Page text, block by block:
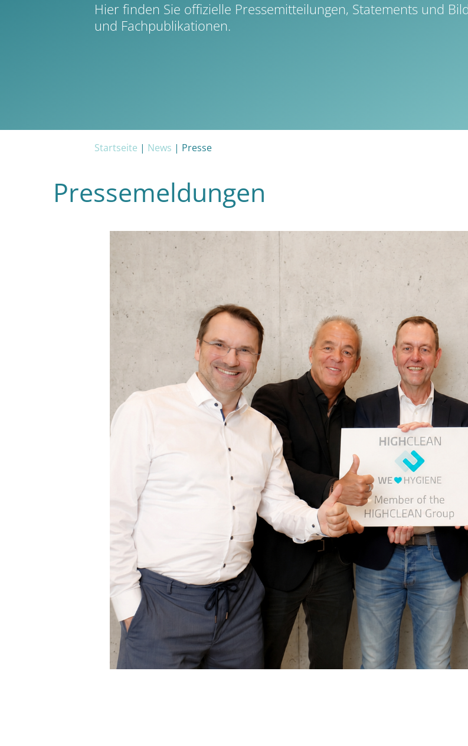
Hier finden Sie offizielle Pressemitteilungen, Statements und
und Fachpublikationen.
Startseite | News | Presse
Pressemeldungen